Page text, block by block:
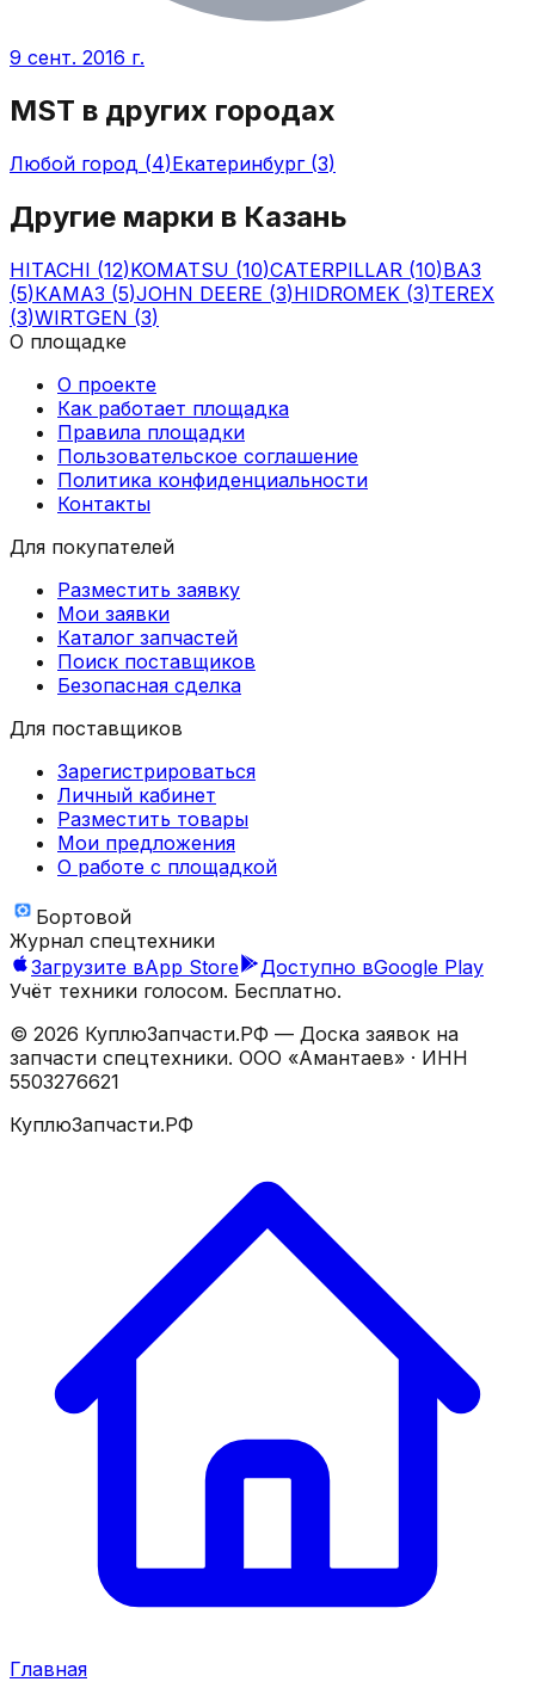
9 сент. 2016 г.
MST в других городах
Любой город (4)Екатеринбург(3)
Другие марки в Казань
HITACHI (12)KOMATSU (10)CATERPILLAR (10)ВАЗ
(5)КАМАЗ (5)JOHN DEERE (3)HIDROMEK (3)TEREX
(3)WIRTGEN (3)
О площадке
О проекте
Как работает площадка
Правила площадки
Пользовательское соглашение
Политика конфиденциальности
Контакты
Для покупателей
Разместить заявку
Мои заявки
Каталог запчастей
Поиск поставщиков
Безопасная сделка
Для поставщиков
Зарегистрироваться
Личный кабинет
Разместить товары
Мои предложения
О работе с площадкой
Бортовой
Журнал спецтехники
Загрузите вApp Store Доступно вGoogle Play
Учёт техники голосом. Бесплатно.
© 2026 КуплюЗапчасти.РФ — Доска заявок на
запчасти спецтехники. ООО «Амантаев» · ИНН
5503276621
КуплюЗапчасти.РФ
Главная